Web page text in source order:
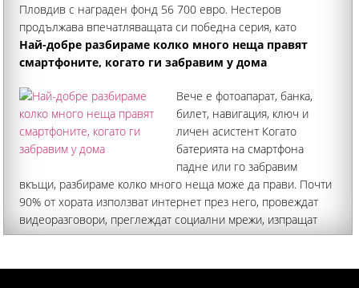
Пловдив с награден фонд 56 700 евро. Нестеров
продължава впечатляващата си победна серия, като
спечели четири мача без загубен сет. Така руснакът с наш
паспорт вече има девет
Най-добре разбираме колко много неща правят
смартфоните, когато ги забравим у дома
Вече е фотоапарат, банка,
билет, навигация, ключ и
личен асистент Когато
батерията на смартфона
падне или го забравим
вкъщи, разбираме колко много неща може да прави. Почти
90% от хората използват интернет през него, провеждат
видеоразговори, преглеждат социални мрежи, изпращат
имейли. Над половината пазаруват онлайн, а 22